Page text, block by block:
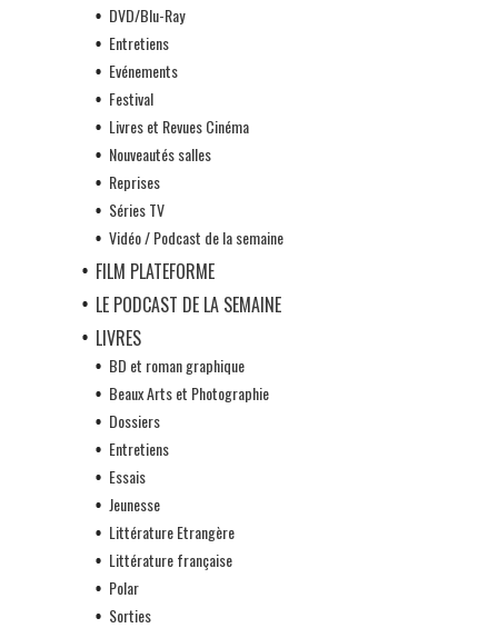
DVD/Blu-Ray
Entretiens
Evénements
Festival
Livres et Revues Cinéma
Nouveautés salles
Reprises
Séries TV
Vidéo / Podcast de la semaine
FILM PLATEFORME
LE PODCAST DE LA SEMAINE
LIVRES
BD et roman graphique
Beaux Arts et Photographie
Dossiers
Entretiens
Essais
Jeunesse
Littérature Etrangère
Littérature française
Polar
Sorties